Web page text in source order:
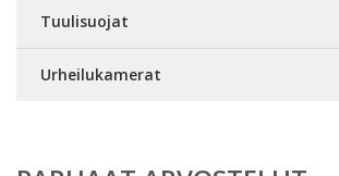
Tuulisuojat
Urheilukamerat